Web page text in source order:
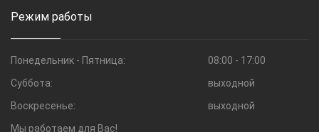
Режим работы
Понедельник - Пятница:
08:00 - 17:00
Суббота:
выходной
Воскресенье:
выходной
Мы работаем для Вас!